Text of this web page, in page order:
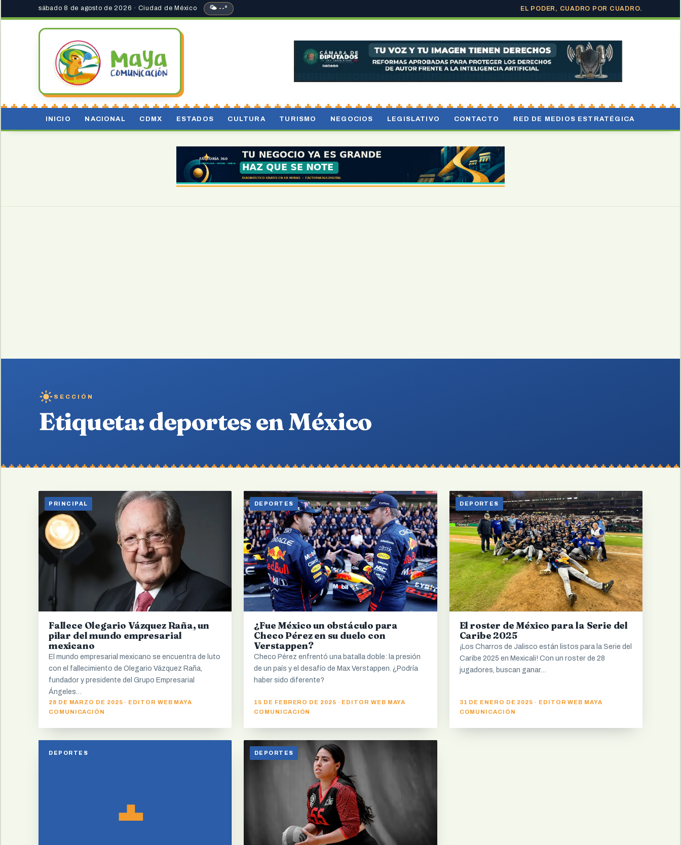
sábado 8 de agosto de 2026 · Ciudad de México 🌤 --° EL PODER, CUADRO POR CUADRO.
INICIO NACIONAL CDMX ESTADOS CULTURA TURISMO NEGOCIOS LEGISLATIVO CONTACTO RED DE MEDIOS ESTRATÉGICA
SECCIÓN
Etiqueta:deportes en México
PRINCIPAL
Fallece Olegario Vázquez Raña, un
pilar del mundo empresarial
mexicano
El mundo empresarial mexicano se encuentra de luto
con el fallecimiento de Olegario Vázquez Raña,
fundador y presidente del Grupo Empresarial
Ángeles…
28 DE MARZO DE 2025 · EDITOR WEB MAYA
COMUNICACIÓN
DEPORTES
¿Fue México un obstáculo para
Checo Pérez en su duelo con
Verstappen?
Checo Pérez enfrentó una batalla doble: la presión
de un país y el desafío de Max Verstappen. ¿Podría
haber sido diferente?
15 DE FEBRERO DE 2025 · EDITOR WEB MAYA
COMUNICACIÓN
DEPORTES
El roster de México para la Serie del
Caribe 2025
¡Los Charros de Jalisco están listos para la Serie del
Caribe 2025 en Mexicali! Con un roster de 28
jugadores, buscan ganar…
31 DE ENERO DE 2025 · EDITOR WEB MAYA
COMUNICACIÓN
DEPORTES DEPORTES